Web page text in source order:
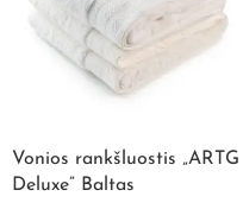
Vonios rankšluostis „ARTG
Deluxe” Baltas